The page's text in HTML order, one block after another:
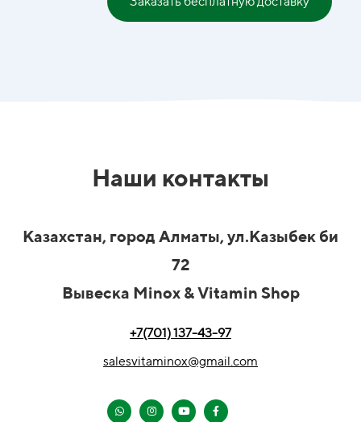
Наши контакты
Казахстан, город Алматы, ул.Казыбек би
72
Вывеска Minox & Vitamin Shop
+7(701) 137-43-97
salesvitaminox@gmail.com